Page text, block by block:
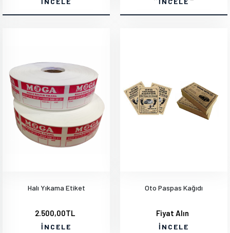
Halı Yıkama Etiket
2.500,00TL
İNCELE
Oto Paspas Kağıdı
Fiyat Alın
İNCELE